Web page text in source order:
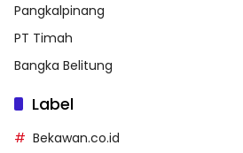
Pangkalpinang
PT Timah
Bangka Belitung
Label
Bekawan.co.id